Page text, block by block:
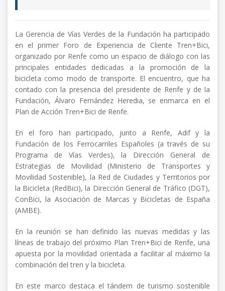
La Gerencia de Vías Verdes de la Fundación ha participado
en el primer Foro de Experiencia de Cliente Tren+Bici,
organizado por Renfe como un espacio de diálogo con las
principales entidades dedicadas a la promoción de la
bicicleta como modo de transporte. El encuentro, que ha
contado con la presencia del presidente de Renfe y de la
Fundación, Álvaro Fernández Heredia, se enmarca en el
Plan de Acción Tren+Bici de Renfe.
En el foro han participado, junto a Renfe, Adif y la
Fundación de los Ferrocarriles Españoles (a través de su
Programa de Vías Verdes), la Dirección General de
Estrategias de Movilidad (Ministerio de Transportes y
Movilidad Sostenible), la Red de Ciudades y Territorios por
la Bicicleta (RedBici), la Dirección General de Tráfico (DGT),
ConBici, la Asociación de Marcas y Bicicletas de España
(AMBE).
En la reunión se han definido las nuevas medidas y las
líneas de trabajo del próximo Plan Tren+Bici de Renfe, una
apuesta por la movilidad orientada a facilitar al máximo la
combinación del tren y la bicicleta.
En este marco destaca el tándem de turismo sostenible